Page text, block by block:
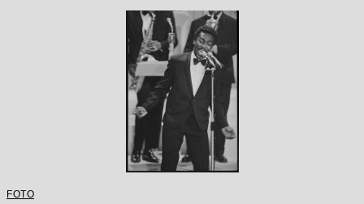
FOTO